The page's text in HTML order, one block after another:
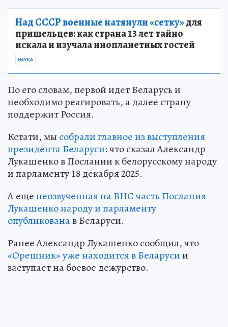
Над СССР военные натянули «сетку»для
пришельцев: как страна 13 лет тайно
искала и изучала инопланетных гостей
НАУКА
По его словам, первой идет Беларусь и
необходимо реагировать, а далее страну
поддержит Россия.
Кстати, мы собрали главное из выступления
президента Беларуси: что сказал Александр
Лукашенко в Послании к белорусскому народу
и парламенту 18 декабря 2025.
А ещенеозвученная на ВНС часть Послания
Лукашенко народу и парламенту
опубликованав Беларуси.
Ранее Александр Лукашенко сообщил, что
«Орешник» уже находится в Беларусии
заступает на боевое дежурство.